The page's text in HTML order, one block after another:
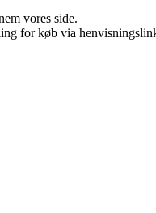
vores side.
for køb via